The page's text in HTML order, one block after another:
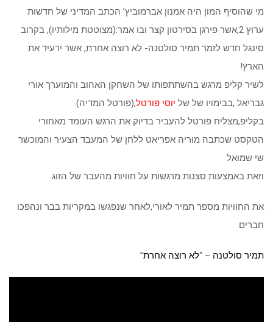
מי שהוסיף המון היה אמנון אברמוביץ’ הכתב המדיני של חדשות
ערוץ 2,אשר פירגן בסירטון קצר ובו אמר:(מצוטטת מילותיו), בקרוב
סינגל חדש לזמר תמיר סולטנה- לא רוצה אחרת, אשר ירעיד את
הארץ!
לשיר קליפ מרגש בהשתתפותו של השחקן האהוב והמוערך אורי
גבריאל ,בבימויו של של יוסי פורטל,(פורטל המדיה).
בקליפ,מצליח פורטל להעביר בדיוק את הרגש העומד מאחורי
הטקסט שכתבה מוריה אפריאט ללחן של המעבד הצעיר והמוכשר
שי שמואל
וזאת באמצעות סצנות מרגשות על חוויות מהעבר של הזוג.
את החוויות מספר תמיר לאורי,לאחר שנפגשו במקריות בבר ונהפכו
חברים.
תמיר סולטנה – “לא רוצה אחרת”